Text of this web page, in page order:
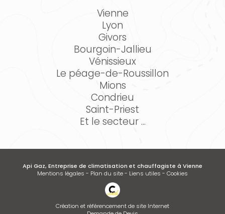
Vienne
Lyon
Givors
Bourgoin-Jallieu
Vénissieux
Le péage-de-Roussillon
Mions
Condrieu
Saint-Priest
Et le secteur ...
Api Gaz, Entreprise de climatisation et chauffagiste à Vienne
Mentions légales - Plan du site- Liens utiles - Cookies
Création et référencement de site Internet